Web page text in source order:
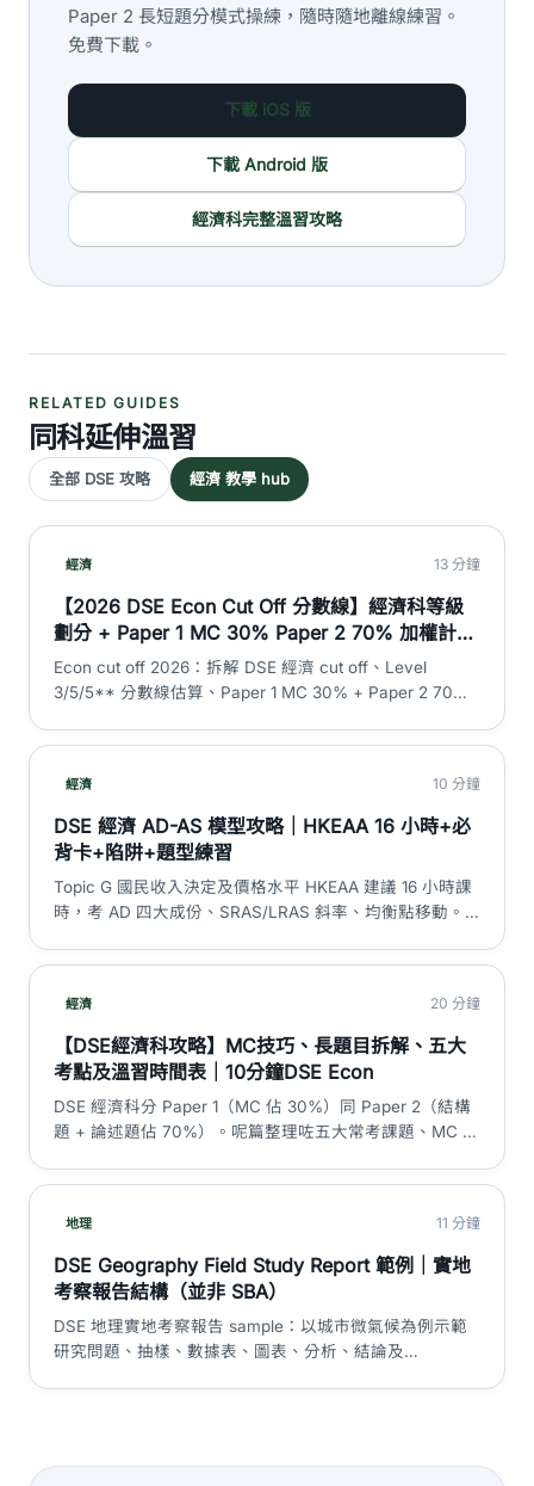
Paper 2 長短題分模式操練，隨時隨地離線練習。
免費下載。
下載 iOS 版
下載 Android 版
經濟科完整溫習攻略
RELATED GUIDES
同科延伸溫習
全部 DSE 攻略 經濟 教學 hub
經濟 13 分鐘
【2026 DSE Econ Cut Off 分數線】經濟科等級
劃分 + Paper 1 MC 30% Paper 2 70% 加權計算
+ L1-5** 分數對照 + 冇 SBA 全靠公開試｜DSE
神器
Econ cut off 2026：拆解 DSE 經濟 cut off、Level
3/5/5** 分數線估算、Paper 1 MC 30% + Paper 2 70%
方等級分布與非官方估算。
經濟 10 分鐘
DSE 經濟 AD-AS 模型攻略｜HKEAA 16 小時+必
背卡+陷阱+題型練習
Topic G 國民收入決定及價格水平 HKEAA 建議 16 小時課
時，考 AD 四大成份、SRAS/LRAS 斜率、均衡點移動。
pull/cost-push 通脹、multiplier 同 2019-2024 題型。
經濟 20 分鐘
【DSE經濟科攻略】MC技巧、長題目拆解、五大
考點及溫習時間表｜10分鐘DSE Econ
DSE 經濟科分 Paper 1（MC 佔 30%）同 Paper 2（結構
題 + 論述題佔 70%）。呢篇整理咗五大常考課題、MC 點
料為準。
地理 11 分鐘
DSE Geography Field Study Report 範例｜實地
考察報告結構（並非 SBA）
DSE 地理實地考察報告 sample：以城市微氣候為例示範
研究問題、抽樣、數據表、圖表、分析、結論及